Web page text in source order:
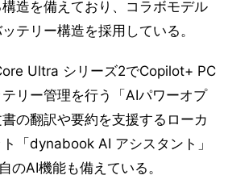
造を備えており、コラボモデル
テリー構造を採用している。
Ultra シリーズ2でCopilot+ PC
リー管理を行う「AIパワーオプ
の翻訳や要約を支援するローカ
「dynabook AI アシスタント」
のAI機能も備えている。